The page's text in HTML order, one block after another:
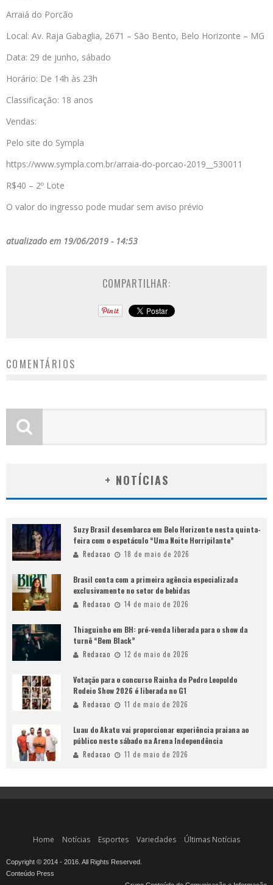
Arraiá do Porcão
Local: Av. Raja Gabaglia, 2671 – São Bento, Belo Horizonte – MG
Data: 29 de junho, sábado
Horário: De 14h às 23h
Classificação: 18 anos
Vendas:
Pelo site do Sympla
https://www.sympla.com.br/arraia-do-porcao-2019__530011
R$40 – 2º Lote
O valor do ingresso pode mudar sem aviso prévio
atualizado em 19/06/2019 - 14:53
COMPARTILHAR:
COMENTÁRIOS
+ NOTÍCIAS
Suzy Brasil desembarca em Belo Horizonte nesta quinta-
feira com o espetáculo “Uma Noite Horripilante”
Redacao 18 de maio de 2026
Brasil conta com a primeira agência especializada
exclusivamente no setor de bebidas
Redacao 14 de maio de 2026
Thiaguinho em BH: pré-venda liberada para o show da
turnê “Bem Black”
Redacao 12 de maio de 2026
Votação para o concurso Rainha do Pedro Leopoldo
Rodeio Show 2026 é liberada no G1
Redacao 11 de maio de 2026
Luau do Akatu vai proporcionar experiência praiana ao
público neste sábado na Arena Independência
Redacao 11 de maio de 2026
Home Notícias Esportes Variedades Últimas Notícias
Copyright © 2014 - 2016. All Rights Reserved.
Conteúdo Press